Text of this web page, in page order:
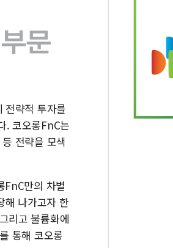
략적 투자를
. 코오롱FnC는
전략을 모색
FnC만의 차별
해 나가고자 한
리고 불륨화에
통해 코오롱